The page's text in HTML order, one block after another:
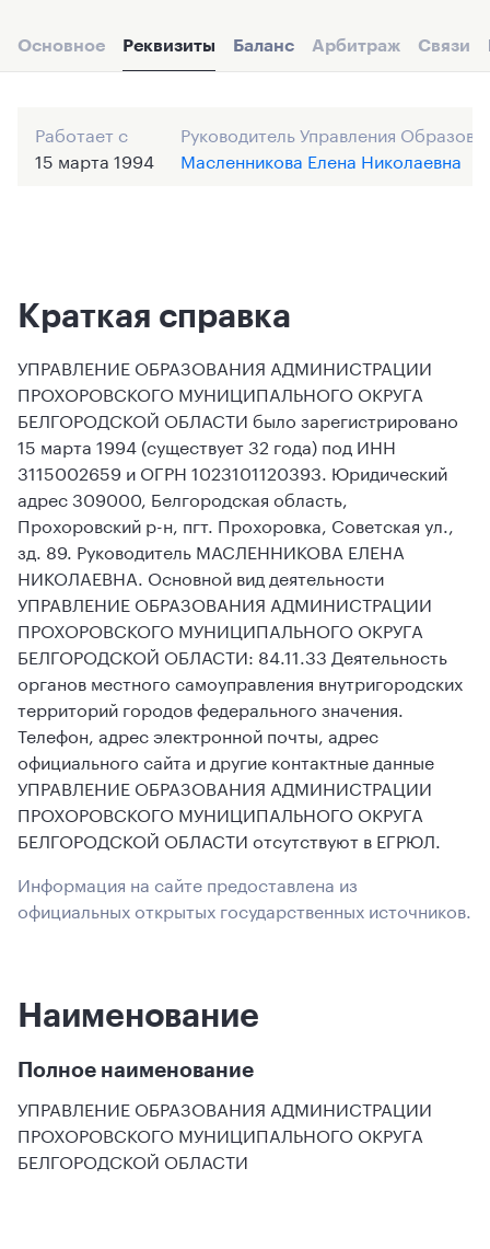
Основное Реквизиты Баланс Арбитраж Связи
Работает с
15 марта 1994
Руководитель Управления
Масленникова Елена Николаевна
Краткая справка
УПРАВЛЕНИЕ ОБРАЗОВАНИЯ АДМИНИСТРАЦИИ
ПРОХОРОВСКОГО МУНИЦИПАЛЬНОГО ОКРУГА
БЕЛГОРОДСКОЙ ОБЛАСТИ было зарегистрировано
15 марта 1994 (существует 32 года) под ИНН
3115002659 и ОГРН 1023101120393. Юридический
адрес 309000, Белгородская область,
Прохоровский р-н, пгт. Прохоровка, Советская ул.,
зд. 89. Руководитель МАСЛЕННИКОВА ЕЛЕНА
НИКОЛАЕВНА. Основной вид деятельности
УПРАВЛЕНИЕ ОБРАЗОВАНИЯ АДМИНИСТРАЦИИ
ПРОХОРОВСКОГО МУНИЦИПАЛЬНОГО ОКРУГА
БЕЛГОРОДСКОЙ ОБЛАСТИ: 84.11.33 Деятельность
органов местного самоуправления внутригородских
территорий городов федерального значения.
Телефон, адрес электронной почты, адрес
официального сайта и другие контактные данные
УПРАВЛЕНИЕ ОБРАЗОВАНИЯ АДМИНИСТРАЦИИ
ПРОХОРОВСКОГО МУНИЦИПАЛЬНОГО ОКРУГА
БЕЛГОРОДСКОЙ ОБЛАСТИ отсутствуют в ЕГРЮЛ.
Информация на сайте предоставлена из
официальных открытых государственных источников.
Наименование
Полное наименование
УПРАВЛЕНИЕ ОБРАЗОВАНИЯ АДМИНИСТРАЦИИ
ПРОХОРОВСКОГО МУНИЦИПАЛЬНОГО ОКРУГА
БЕЛГОРОДСКОЙ ОБЛАСТИ